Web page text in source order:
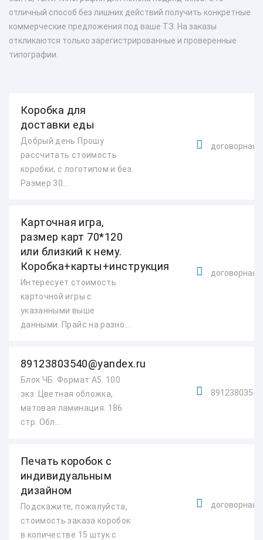
отличный способ без лишних действий получить конкретные
коммерческие предложения под ваше ТЗ. На заказы
откликаются только зарегистрированные и проверенные
типографии.
Коробка для
доставки еды
Добрый день Прошу
рассчитать стоимость
коробки, с логотипом и без.
Размер 30...
договорная
Карточная игра,
размер карт 70*120
или близкий к нему.
Коробка+карты+инструкция
Интересует стоимость
карточной игры с
указанными выше
данными. Прайс на разно...
договорная
89123803540@yandex.ru
Блок ЧБ. Формат А5. 100
экз. Цветная обложка,
матовая ламинация. 186
стр. Обл...
Печать коробок с
индивидуальным
дизайном
Подскажите, пожалуйста,
стоимость заказа коробок
в количестве 15 штук с
договорная